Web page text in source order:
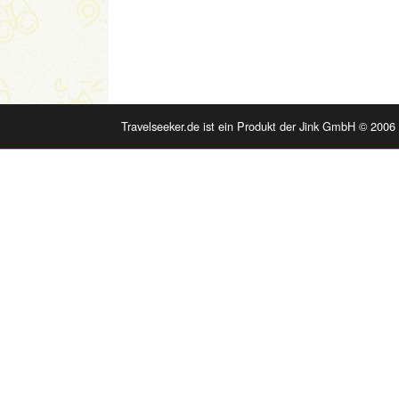
Travelseeker.de ist ein Produkt der Jink GmbH ©